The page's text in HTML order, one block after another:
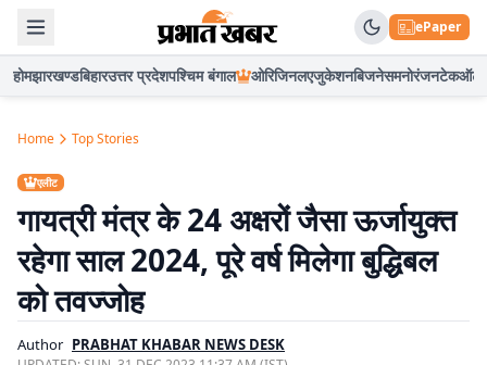
ePaper
होमझारखण्डबिहारउत्तर प्रदेशपश्चिम बंगाल ओरिजिनलएजुकेशनबिजनेसमनोरंजनटेकऑटो
Home Top Stories
एलीट
गायत्री मंत्र के 24 अक्षरों जैसा ऊर्जायुक्त
रहेगा साल 2024, पूरे वर्ष मिलेगा बुद्धिबल
को तवज्जोह
Author PRABHAT KHABAR NEWS DESK